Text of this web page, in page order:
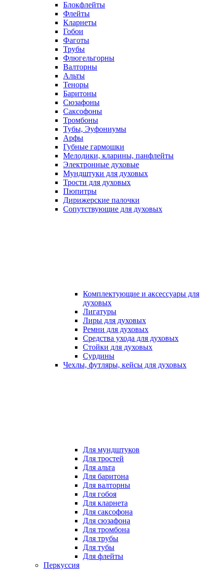
Блокфлейты
Флейты
Кларнеты
Гобои
Фаготы
Трубы
Флюгельгорны
Валторны
Альты
Теноры
Баритоны
Сюзафоны
Саксофоны
Тромбоны
Тубы, Эуфониумы
Арфы
Губные гармошки
Мелодики, кларины, панфлейты
Электронные духовые
Мундштуки для духовых
Трости для духовых
Пюпитры
Дирижерские палочки
Сопутствующие для духовых
Комплектующие и аксессуары для
духовых
Лигатуры
Лиры для духовых
Ремни для духовых
Средства ухода для духовых
Стойки для духовых
Сурдины
Чехлы, футляры, кейсы для духовых
Для мундштуков
Для тростей
Для альта
Для баритона
Для валторны
Для гобоя
Для кларнета
Для саксофона
Для сюзафона
Для тромбона
Для трубы
Для тубы
Для флейты
Перкуссия